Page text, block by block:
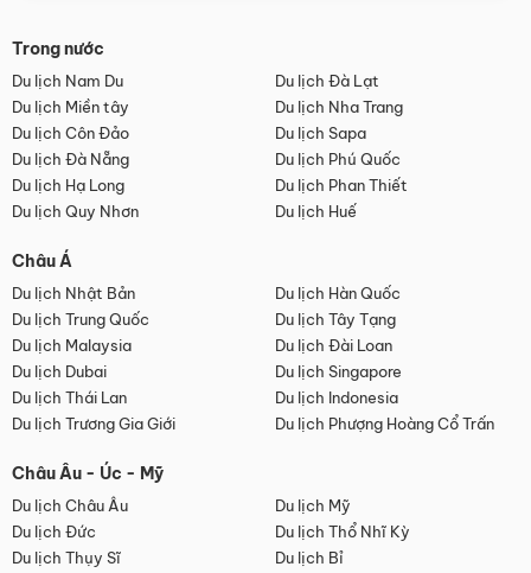
Trong nước
Du lịch Nam Du
Du lịch Đà Lạt
Du lịch Miền tây
Du lịch Nha Trang
Du lịch Côn Đảo
Du lịch Sapa
Du lịch Đà Nẵng
Du lịch Phú Quốc
Du lịch Hạ Long
Du lịch Phan Thiết
Du lịch Quy Nhơn
Du lịch Huế
Châu Á
Du lịch Nhật Bản
Du lịch Hàn Quốc
Du lịch Trung Quốc
Du lịch Tây Tạng
Du lịch Malaysia
Du lịch Đài Loan
Du lịch Dubai
Du lịch Singapore
Du lịch Thái Lan
Du lịch Indonesia
Du lịch Trương Gia Giới
Du lịch Phượng Hoàng Cổ Trấn
Châu Âu - Úc - Mỹ
Du lịch Châu Âu
Du lịch Mỹ
Du lịch Đức
Du lịch Thổ Nhĩ Kỳ
Du lịch Thụy Sĩ
Du lịch Bỉ